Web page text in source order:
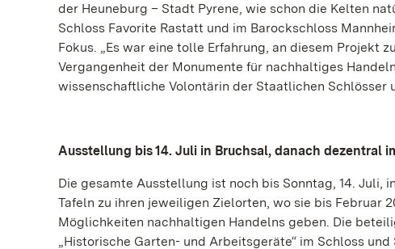
der Heuneburg – Stadt Pyrene, wie schon die Kelten
Schloss Favorite Rastatt und im Barockschloss
Fokus. „Es war eine tolle Erfahrung, an diesem Projekt
Vergangenheit der Monumente für nachhaltiges
wissenschaftliche Volontärin der Staatlichen Schlösser
Ausstellung bis 14. Juli in Bruchsal, danach dezentral
Die gesamte Ausstellung ist noch bis Sonntag, 14. Juli,
Tafeln zu ihren jeweiligen Zielorten, wo sie bis Februar
Möglichkeiten nachhaltigen Handelns geben. Die
„Historische Garten- und Arbeitsgeräte“ im Schloss